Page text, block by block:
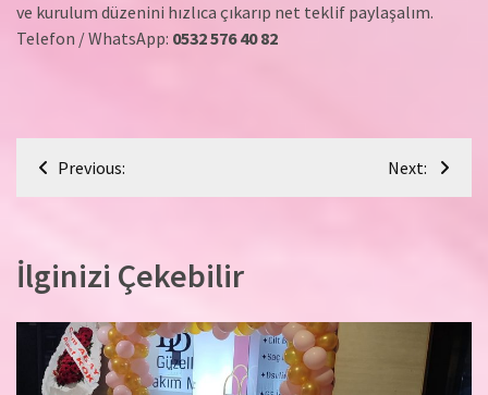
ve kurulum düzenini hızlıca çıkarıp net teklif paylaşalım.
Telefon / WhatsApp: 0532 576 40 82
Yazı
gezinmesi
Previous: Next:
İlginizi Çekebilir